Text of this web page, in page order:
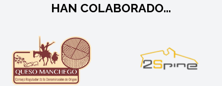
HAN COLABORADO...